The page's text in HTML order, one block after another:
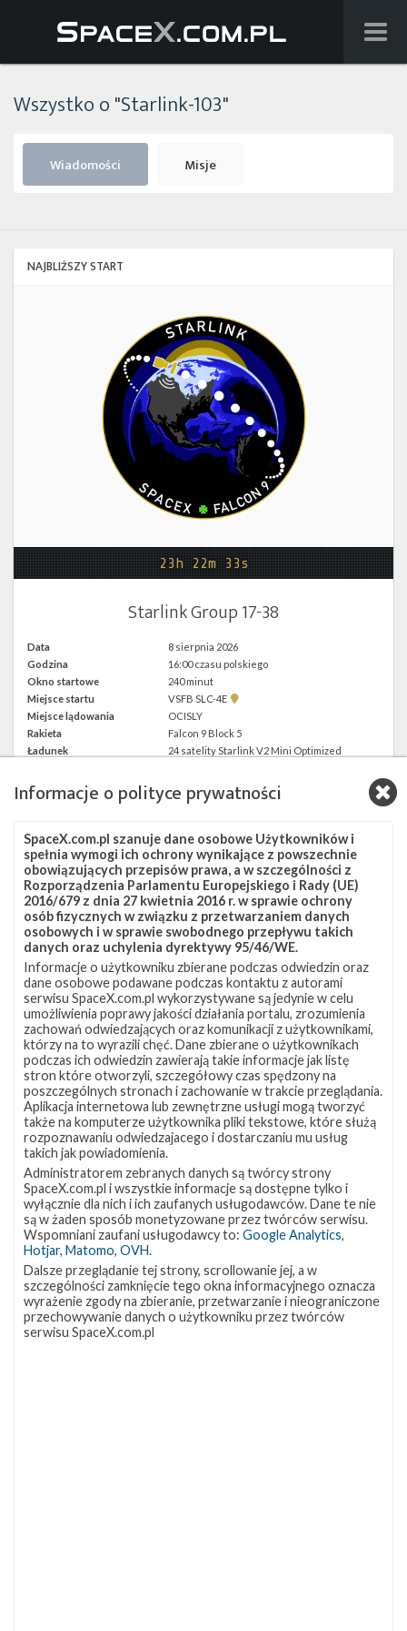
Starlink
Facebook
Kalendarze
Wszystko o "Starlink-103"
Wiadomości Misje
NAJBLIŻSZY START
23h 22m 33s
Starlink Group 17-38
Data
8 sierpnia 2026
Godzina
16:00 czasu polskiego
Okno startowe
240 minut
Miejsce startu
VSFB SLC-4E
Pokaż
SLC-
4E w
Google
Miejsce lądowania
OCISLY
Rakieta
Falcon 9 Block 5
Ładunek
24 satelity Starlink V2 Mini Optimized
Z NASZEGO TWITTERA
Śledź nas na Twitterze
OSTATNIO POPULARNE
NAJPOPULARNIEJSZE TEMATY
Falcon 9 1046 Starlink 561 SLC-40 521
OCISLY 337 LC-39A 292 SLC-4E 284
NASA Lądowanie JRTI 214
ASOG Dragon 2 145 Osłony ładunku
Starship 107 Landing Zone 1
Informacje o polityce prywatności
SpaceX.com.pl szanuje dane osobowe Użytkowników i
spełnia wymogi ich ochrony wynikające z powszechnie
obowiązujących przepisów prawa, a w szczególności z
Rozporządzenia Parlamentu Europejskiego i Rady (UE)
2016/679 z dnia 27 kwietnia 2016 r. w sprawie ochrony
osób fizycznych w związku z przetwarzaniem danych
osobowych i w sprawie swobodnego przepływu takich
danych oraz uchylenia dyrektywy 95/46/WE.
Informacje o użytkowniku zbierane podczas odwiedzin oraz
dane osobowe podawane podczas kontaktu z autorami
serwisu SpaceX.com.pl wykorzystywane są jedynie w celu
umożliwienia poprawy jakości działania portalu, zrozumienia
zachowań odwiedzających oraz komunikacji z użytkownikami,
którzy na to wyrazili chęć. Dane zbierane o użytkownikach
podczas ich odwiedzin zawierają takie informacje jak listę
stron które otworzyli, szczegółowy czas spędzony na
poszczególnych stronach i zachowanie w trakcie przeglądania.
Aplikacja internetowa lub zewnętrzne usługi mogą tworzyć
także na komputerze użytkownika pliki tekstowe, które służą
rozpoznawaniu odwiedzajacego i dostarczaniu mu usług
takich jak powiadomienia.
Administratorem zebranych danych są twórcy strony
SpaceX.com.pl i wszystkie informacje są dostępne tylko i
wyłącznie dla nich i ich zaufanych usługodawców. Dane te nie
są w żaden sposób monetyzowane przez twórców serwisu.
Wspomniani zaufani usługodawcy to: Google Analytics,
Hotjar, Matomo, OVH.
Dalsze przeglądanie tej strony, scrollowanie jej, a w
szczególności zamknięcie tego okna informacyjnego oznacza
wyrażenie zgody na zbieranie, przetwarzanie i nieograniczone
przechowywanie danych o użytkowniku przez twórców
serwisu SpaceX.com.pl